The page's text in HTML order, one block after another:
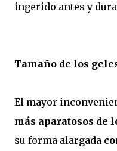
ingerido antes y
Tamaño de los
El mayor
más aparatosos de
su forma alargada